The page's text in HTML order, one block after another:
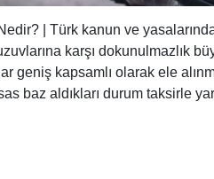
| Türk kanun ve
karşı dokunulmazlık
geniş kapsamlı olarak ele
baz aldıkları durum taksirle